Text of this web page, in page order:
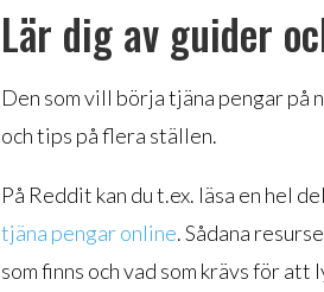
Lär dig av guider
Den som vill börja tjäna pengar på
och tips på flera ställen.
På Reddit kan du t.ex. läsa en hel
tjäna pengar online. Sådana
som finns och vad som krävs för att